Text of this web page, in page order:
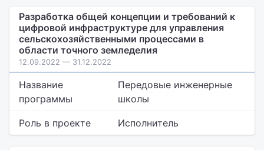
Разработка общей концепции и требований к
цифровой инфраструктуре для управления
сельскохозяйственными процессами в
области точного земледелия
12.09.2022 — 31.12.2022
Название
программы
Передовые инженерные
школы
Роль в проекте Исполнитель